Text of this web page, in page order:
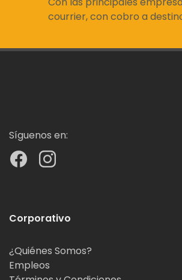
courrier, con cobro a
Síguenos en:
Corporativo
¿Quiénes Somos?
Empleos